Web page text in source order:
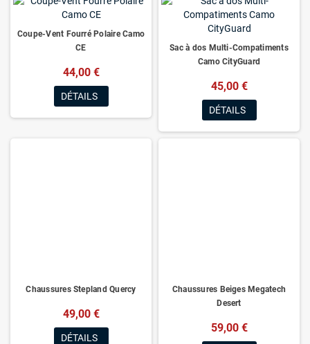
Coupe-Vent Fourré Polaire Camo
CE
44,00 €
DÉTAILS
Sac à dos Multi-Compatiments
Camo CityGuard
45,00 €
DÉTAILS
Chaussures Stepland Quercy
49,00 €
DÉTAILS
Chaussures Beiges Megatech
Desert
59,00 €